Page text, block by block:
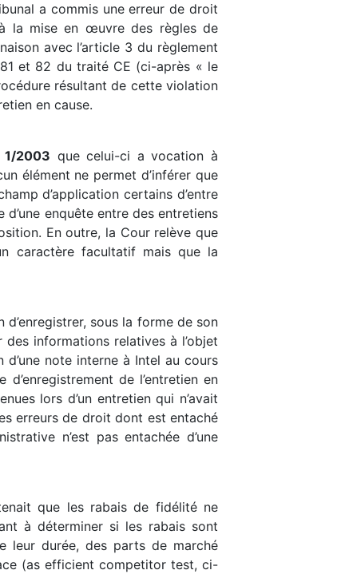
a commis une erreur de droit
la mise en œuvre des règles de
avec l’article 3 du règlement
et 82 du traité CE (ci-après « le
résultant de cette violation
en cause.
1/2003 que celui-ci a vocation à
élément ne permet d’inférer que
d’application certains d’entre
enquête entre des entretiens
En outre, la Cour relève que
caractère facultatif mais que la
sous la forme de son
informations relatives à l’objet
note interne à Intel au cours
de l’entretien en
lors d’un entretien qui n’avait
erreurs de droit dont est entaché
n’est pas entachée d’une
que les rabais de fidélité ne
à déterminer si les rabais sont
leur durée, des parts de marché
(as efficient competitor test, ci-